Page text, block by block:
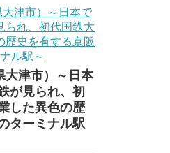
大津市）～日本
が見られ、初
した異色の歴
ターミナル駅